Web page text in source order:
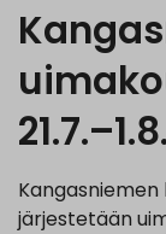
Kangasniemen
järjestetään